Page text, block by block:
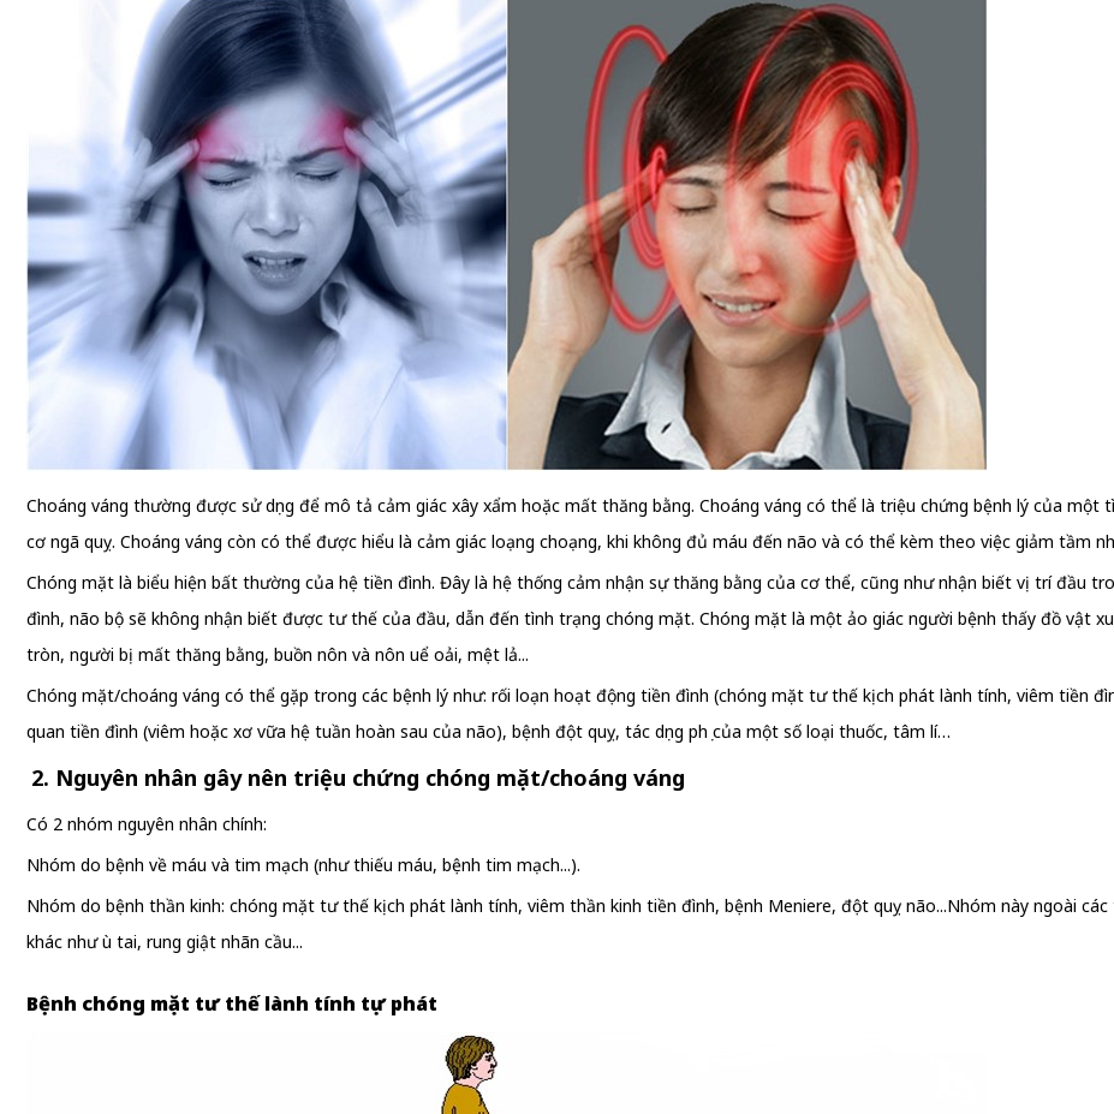
Choáng váng thường được sử dụng để mô tả cảm giác xây xẩm hoặc mất thăng bằng. Choáng váng có thể là triệu chứng bệnh lý của
cơ ngã quỵ. Choáng váng còn có thể được hiểu là cảm giác loạng choạng, khi không đủ máu đến não và có thể kèm theo việc giảm tầm
Chóng mặt là biểu hiện bất thường của hệ tiền đình. Đây là hệ thống cảm nhận sự thăng bằng của cơ thể, cũng như nhận biết vị trí đầu
đình, não bộ sẽ không nhận biết được tư thế của đầu, dẫn đến tình trạng chóng mặt. Chóng mặt là một ảo giác người bệnh thấy đồ vật
tròn, người bị mất thăng bằng, buồn nôn và nôn uể oải, mệt lả...
Chóng mặt/choáng váng có thể gặp trong các bệnh lý như: rối loạn hoạt động tiền đình (chóng mặt tư thế kịch phát lành tính, viêm tiền
quan tiền đình (viêm hoặc xơ vữa hệ tuần hoàn sau của não), bệnh đột quỵ, tác dụng phụ của một số loại thuốc, tâm lí…
2. Nguyên nhân gây nên triệu chứng chóng mặt/choáng váng
Có 2 nhóm nguyên nhân chính:
Nhóm do bệnh về máu và tim mạch (như thiếu máu, bệnh tim mạch...).
Nhóm do bệnh thần kinh: chóng mặt tư thế kịch phát lành tính, viêm thần kinh tiền đình, bệnh Meniere, đột quỵ não...Nhóm này ngoài
khác như ù tai, rung giật nhãn cầu...
Bệnh chóng mặt tư thế lành tính tự phát